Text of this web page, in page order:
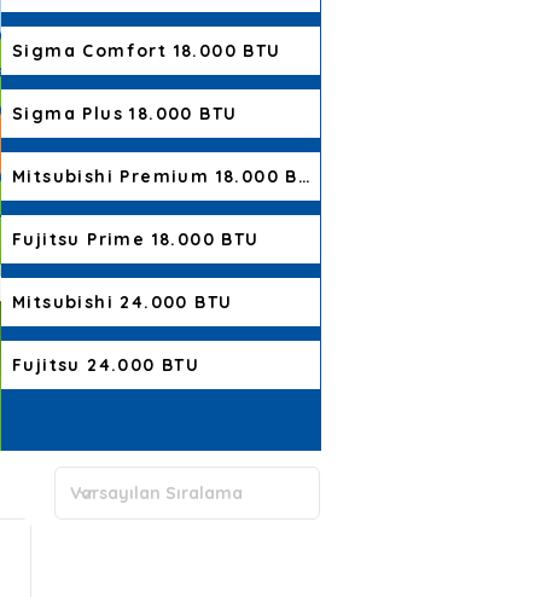
Sigma Comfort 18.000 BTU
Sigma Plus 18.000 BTU
Mitsubishi Premium 18.000 BTU
Fujitsu Prime 18.000 BTU
Mitsubishi 24.000 BTU
Fujitsu 24.000 BTU